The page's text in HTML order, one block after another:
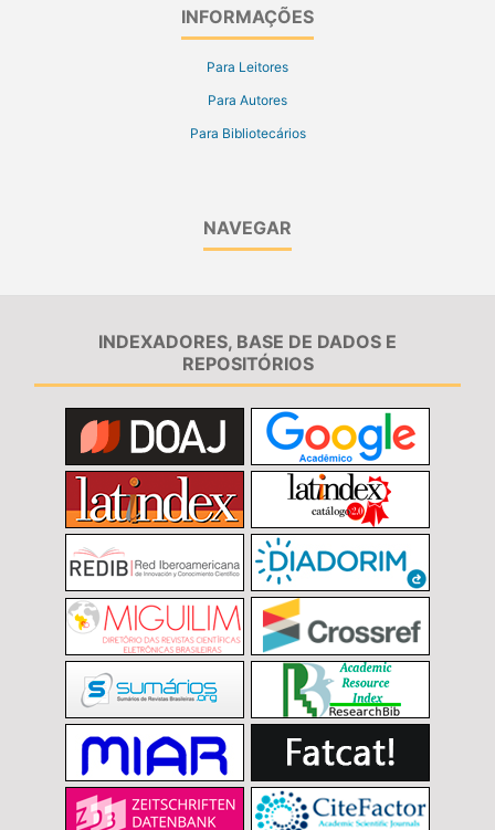
INFORMAÇÕES
Para Leitores
Para Autores
Para Bibliotecários
NAVEGAR
INDEXADORES, BASE DE DADOS E
REPOSITÓRIOS